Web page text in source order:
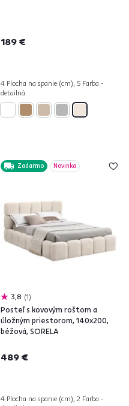
189 €
4 Plocha na spanie (cm), 5 Farba -
detailná
Zadarmo Novinka
3,8 1
Posteľ s kovovým roštom a
úložným priestorom, 140x200,
béžová, SORELA
489 €
4 Plocha na spanie (cm), 2 Farba -